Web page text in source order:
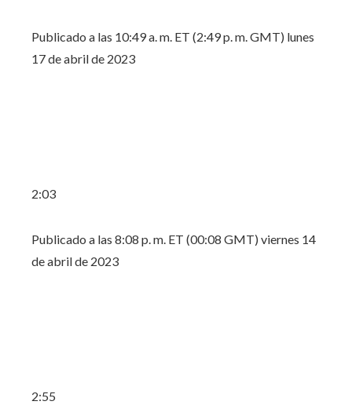
Publicado a las 10:49 a. m. ET (2:49 p. m. GMT) lunes
17 de abril de 2023
2:03
Publicado a las 8:08 p. m. ET (00:08 GMT) viernes 14
de abril de 2023
2:55